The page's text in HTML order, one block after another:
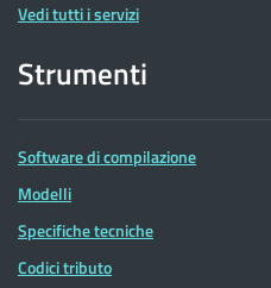
Vedi tutti i servizi
Strumenti
Software di compilazione
Modelli
Specifiche tecniche
Codici tributo